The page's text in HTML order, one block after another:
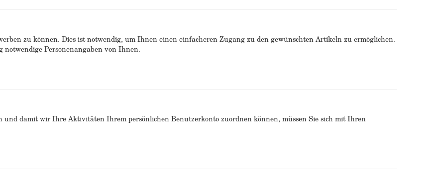
zu können. Dies ist notwendig, um Ihnen einen einfacheren Zugang zu den gewünschten Artikeln zu ermöglichen.
Personenangaben von Ihnen.
damit wir Ihre Aktivitäten Ihrem persönlichen Benutzerkonto zuordnen können, müssen Sie sich mit Ihren